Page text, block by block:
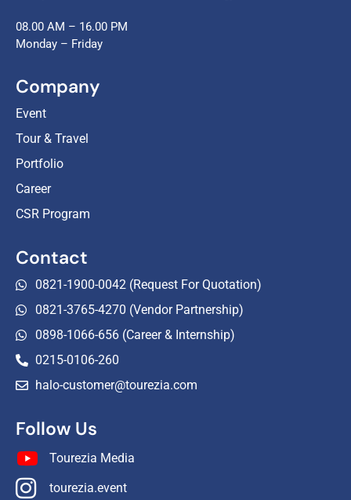
08.00 AM – 16.00 PM
Monday – Friday
Company
Event
Tour & Travel
Portfolio
Career
CSR Program
Contact
0821-1900-0042 (Request For Quotation)
0821-3765-4270 (Vendor Partnership)
0898-1066-656 (Career & Internship)
0215-0106-260
halo-customer@tourezia.com
Follow Us
Tourezia Media
tourezia.event